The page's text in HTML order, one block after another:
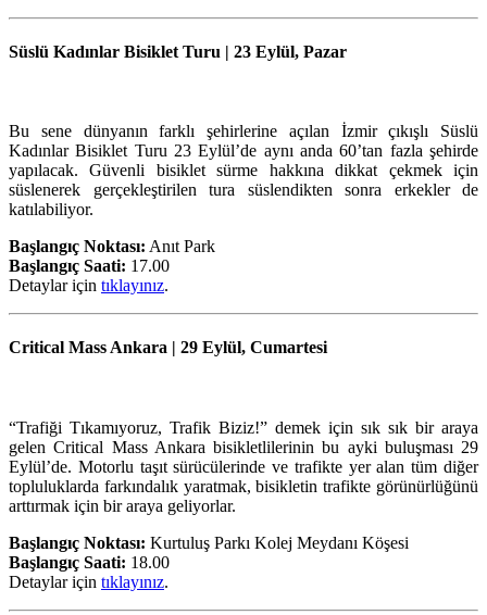
Süslü Kadınlar Bisiklet Turu | 23 Eylül, Pazar
Bu sene dünyanın farklı şehirlerine açılan İzmir çıkışlı Süslü
Kadınlar Bisiklet Turu 23 Eylül’de aynı anda 60’tan fazla şehirde
yapılacak. Güvenli bisiklet sürme hakkına dikkat çekmek için
süslenerek gerçekleştirilen tura süslendikten sonra erkekler de
katılabiliyor.
Başlangıç Noktası: Anıt Park
Başlangıç Saati: 17.00
Detaylar için tıklayınız.
Critical Mass Ankara | 29 Eylül, Cumartesi
“Trafiği Tıkamıyoruz, Trafik Biziz!” demek için sık sık bir araya
gelen Critical Mass Ankara bisikletlilerinin bu ayki buluşması 29
Eylül’de. Motorlu taşıtsürücülerinde ve trafikte yer alan tüm diğer
topluluklarda farkındalık yaratmak, bisikletin trafikte görünürlüğünü
arttırmak için bir araya geliyorlar.
Başlangıç Noktası: Kurtuluş Parkı Kolej Meydanı Köşesi
Başlangıç Saati: 18.00
Detaylar için tıklayınız.